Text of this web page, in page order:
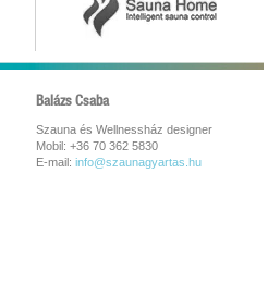
Balázs Csaba
Szauna és Wellnessház designer
Mobil: +36 70 362 5830
E-mail: info@szaunagyartas.hu